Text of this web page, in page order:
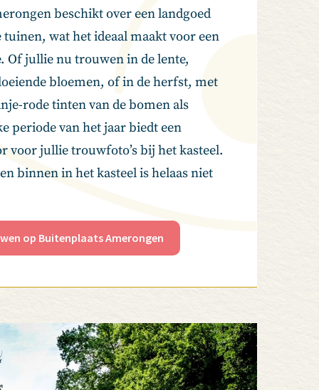
beschikt over een landgoed
wat het ideaal maakt voor een
Of jullie nu trouwen in de lente,
bloemen, of in de herfst, met
rode tinten van de bomen als
periode van het jaar biedt een
voor jullie trouwfoto’s bij het kasteel.
binnen in het kasteel is helaas niet
op Buitenplaats Amerongen